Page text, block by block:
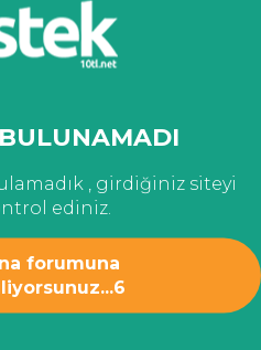
, girdiğiniz siteyi
ediniz.
forumuna
6